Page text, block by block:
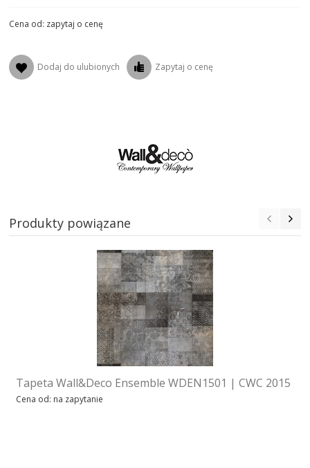
Cena od: zapytaj o cenę
Dodaj do ulubionych Zapytaj o cenę
Produkty powiązane
Tapeta Wall&Deco Ensemble WDEN1501 | CWC 2015
Cena od: na zapytanie